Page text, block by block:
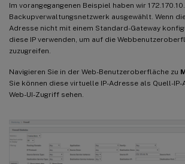
Im vorangegangenen Beispiel haben wir
Backupverwaltungsnetzwerk ausgewählt. Wenn
Adresse nicht mit einem Standard-Gateway
diese IP verwenden, um auf die
zuzugreifen.
Navigieren Sie in der Web-Benutzeroberfläche zu
Sie können diese virtuelle IP-Adresse als Quell-IP-
Web-UI-Zugriff sehen.